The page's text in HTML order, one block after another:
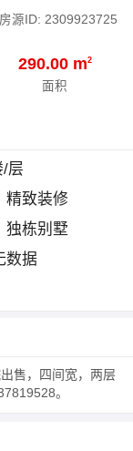
房源ID: 2309923725
290.00 m2
面积
/层
精致装修
独栋别墅
数据
售，四间宽，两层
。